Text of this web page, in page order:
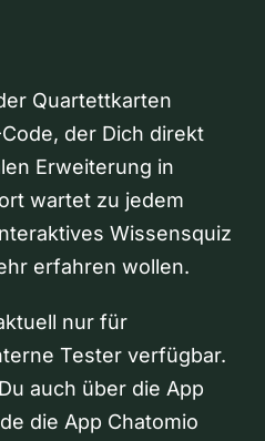
Quartettkarten
der Dich direkt
Erweiterung in
wartet zu jedem
Wissensquiz
erfahren wollen.
nur für
Tester verfügbar.
auch über die App
die App Chatomio